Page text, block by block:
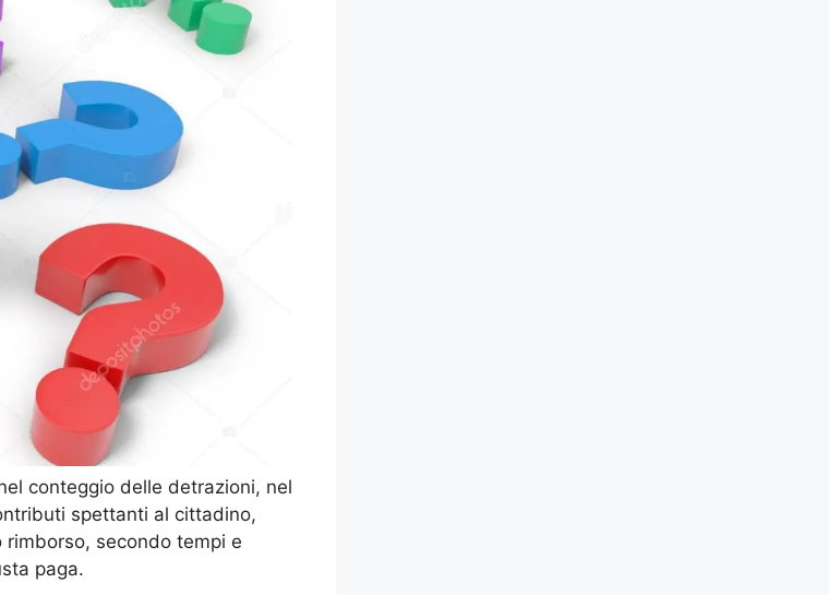
conteggio delle detrazioni, nel
spettanti al cittadino,
rimborso, secondo tempi e
paga.